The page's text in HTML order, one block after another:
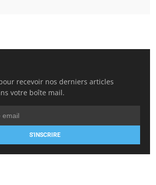
recevoir nos derniers articles
votre boîte mail.
S'INSCRIRE